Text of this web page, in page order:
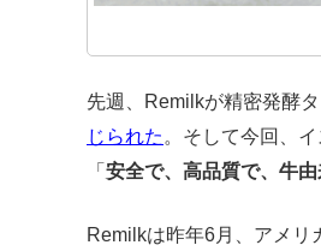
先週、Remilkが精密発酵
じられた 。そして今回、
「 安全で、高品質で、牛
Remilkは昨年6月、アメリ